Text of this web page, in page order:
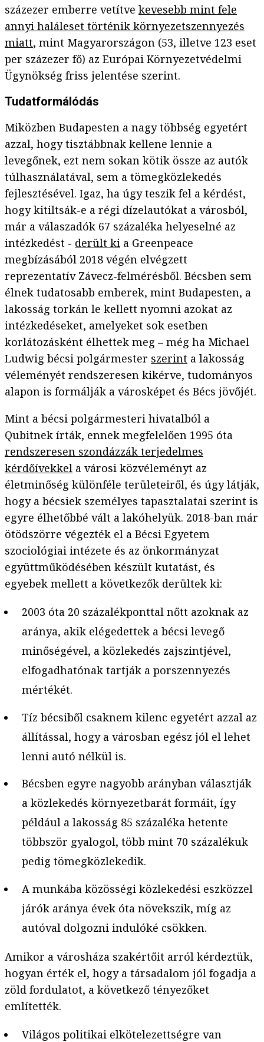
százezer emberre vetítve kevesebb mint fele
annyi haláleset történik környezetszennyezés
miatt, mint Magyarországon (53, illetve 123 eset
per százezer fő) az Európai Környezetvédelmi
Ügynökség friss jelentése szerint.
Tudatformálódás
Miközben Budapesten a nagy többség egyetért
azzal, hogy tisztábbnak kellene lennie a
levegőnek, ezt nem sokan kötik össze az autók
túlhasználatával, sem a tömegközlekedés
fejlesztésével. Igaz, ha úgy teszik fel a kérdést,
hogy kitiltsák-e a régi dízelautókat a városból,
már a válaszadók 67 százaléka helyeselné az
intézkedést - derült ki a Greenpeace
megbízásából 2018 végén elvégzett
reprezentatív Závecz-felmérésből. Bécsben sem
élnek tudatosabb emberek, mint Budapesten, a
lakosság torkán le kellett nyomni azokat az
intézkedéseket, amelyeket sok esetben
korlátozásként élhettek meg – még ha Michael
Ludwig bécsi polgármester szerint a lakosság
véleményét rendszeresen kikérve, tudományos
alapon is formálják a városképet és Bécs jövőjét.
Mint a bécsi polgármesteri hivatalból a
Qubitnek írták, ennek megfelelően 1995 óta
rendszeresen szondázzák terjedelmes
kérdőívekkel a városi közvéleményt az
életminőség különféle területeiről, és úgy látják,
hogy a bécsiek személyes tapasztalatai szerint is
egyre élhetőbbé vált a lakóhelyük. 2018-ban már
ötödszörre végezték el a Bécsi Egyetem
szociológiai intézete és az önkormányzat
együttműködésében készült kutatást, és
egyebek mellett a következők derültek ki:
2003 óta 20 százalékponttal nőtt azoknak az
aránya, akik elégedettek a bécsi levegő
minőségével, a közlekedés zajszintjével,
elfogadhatónak tartják a porszennyezés
mértékét.
Tíz bécsiből csaknem kilenc egyetért azzal az
állítással, hogy a városban egész jól el lehet
lenni autó nélkül is.
Bécsben egyre nagyobb arányban választják
a közlekedés környezetbarát formáit, így
például a lakosság 85 százaléka hetente
többször gyalogol, több mint 70 százalékuk
pedig tömegközlekedik.
A munkába közösségi közlekedési eszközzel
járók aránya évek óta növekszik, míg az
autóval dolgozni indulóké csökken.
Amikor a városháza szakértőit arról kérdeztük,
hogyan érték el, hogy a társadalom jól fogadja a
zöld fordulatot, a következő tényezőket
említették.
Világos politikai elkötelezettségre van